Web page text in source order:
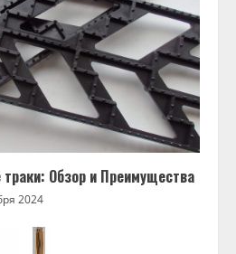
Обзор и Преимущества
2024